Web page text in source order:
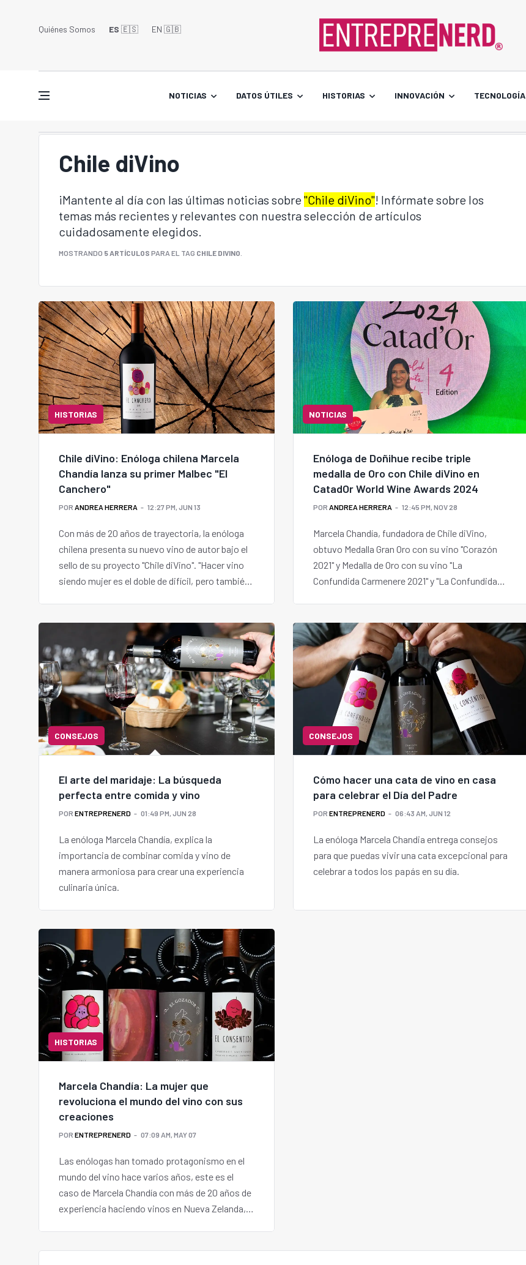
Quiénes Somos ES 🇪🇸 EN 🇬🇧󠁢󠁥󠁮󠁧󠁿
NOTICIAS DATOS ÚTILES HISTORIAS INNOVACIÓN TECNOLOGÍA
Chile diVino
¡Mantente al día con las últimas noticias sobre "Chile diVino"! Infórmate sobre los
temas más recientes y relevantes con nuestra selección de artículos
cuidadosamente elegidos.
MOSTRANDO 5 ARTÍCULOS PARA EL TAG CHILE DIVINO
HISTORIAS
Chile diVino: Enóloga chilena Marcela
Chandía lanza su primer Malbec "El
Canchero"
POR ANDREA HERRERA 12:27 PM, JUN 13
Con más de 20 años de trayectoria, la enóloga
chilena presenta su nuevo vino de autor bajo el
sello de su proyecto "Chile diVino". "Hacer vino
siendo mujer es el doble de difícil, pero también
NOTICIAS
Enóloga de Doñihue recibe triple
medalla de Oro con Chile diVino en
CatadOr World Wine Awards 2024
POR ANDREA HERRERA 12:45 PM, NOV 28
Marcela Chandía, fundadora de Chile diVino,
obtuvo Medalla Gran Oro con su vino "Corazón
2021" y Medalla de Oro con su vino "La
Confundida Carmenere 2021" y "La Confundida
CONSEJOS
El arte del maridaje: La búsqueda
perfecta entre comida y vino
POR ENTREPRENERD 01:49 PM, JUN 28
La enóloga Marcela Chandía, explica la
importancia de combinar comida y vino de
manera armoniosa para crear una experiencia
culinaria única.
CONSEJOS
Cómo hacer una cata de vino en casa
para celebrar el Día del Padre
POR ENTREPRENERD 06:43 AM, JUN 12
La enóloga Marcela Chandia entrega consejos
para que puedas vivir una cata excepcional para
celebrar a todos los papás en su día.
HISTORIAS
Marcela Chandía: La mujer que
revoluciona el mundo del vino con sus
creaciones
POR ENTREPRENERD 07:09 AM, MAY 07
Las enólogas han tomado protagonismo en el
mundo del vino hace varios años, este es el
caso de Marcela Chandía con más de 20 años de
experiencia haciendo vinos en Nueva Zelanda,